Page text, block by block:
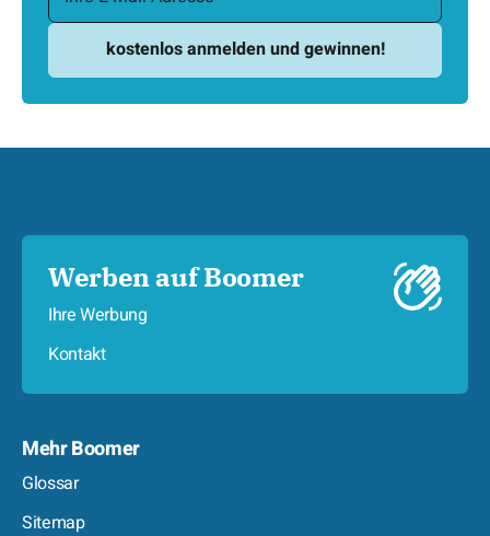
Werben auf Boomer
Ihre Werbung
Kontakt
Mehr Boomer
Glossar
Sitemap